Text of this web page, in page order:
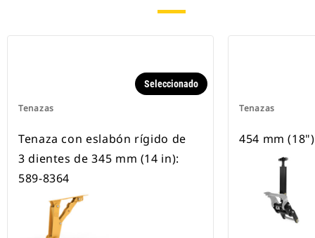
Tenazas
Seleccionado
Tenaza con eslabón rígido de
3 dientes de 345 mm (14 in):
589-8364
Tenazas
454 mm